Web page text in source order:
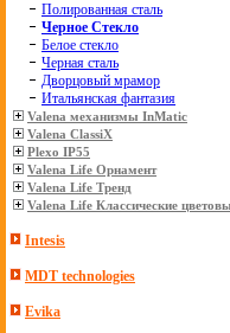
Полированная сталь
Черное Стекло
Белое стекло
Черная сталь
Дворцовый мрамор
Итальянская фантазия
Valena механизмы InMatic
Valena ClassiX
Plexo IP55
Valena Life Орнамент
Valena Life Тренд
Valena Life Классические
Intesis
MDT technologies
Evika